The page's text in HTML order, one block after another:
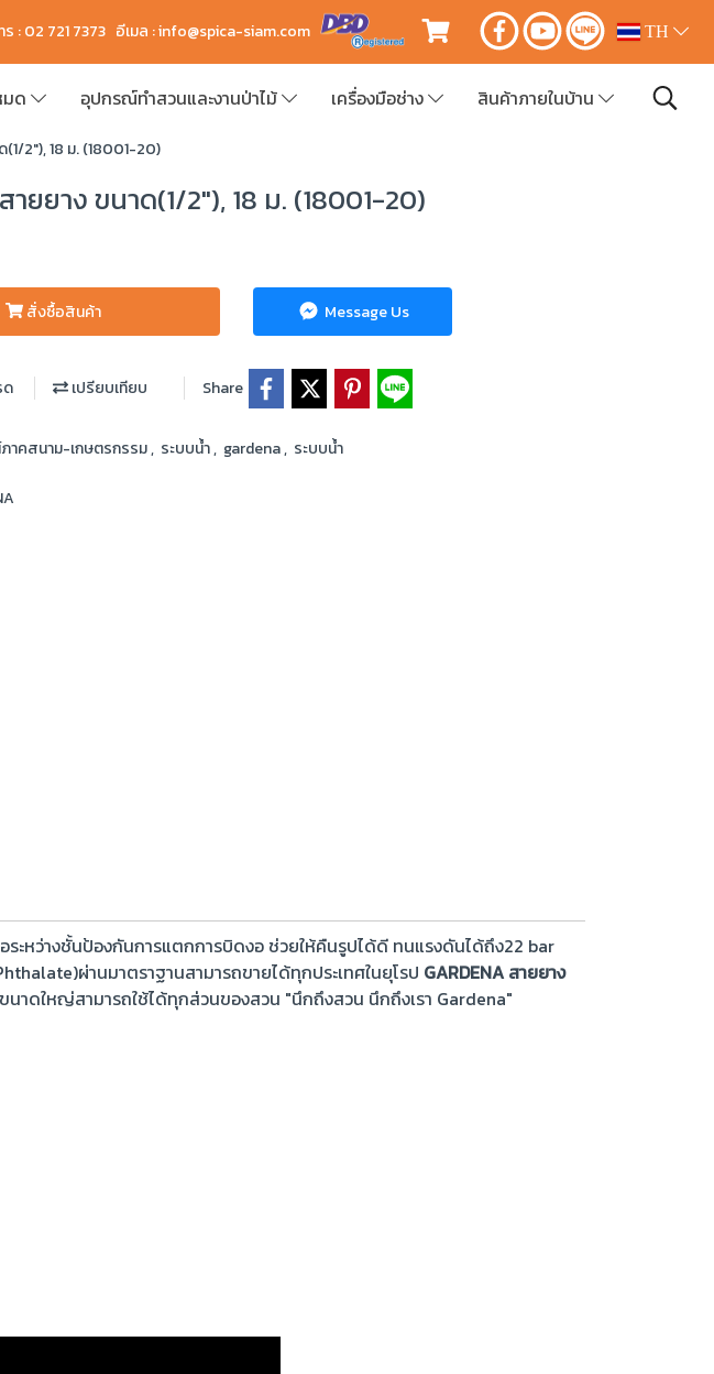
ร : 02 721 7373 อีเมล :info@spica-siam.com TH
ด อุปกรณ์ทำสวนและงานป่าไม้ เครื่องมือช่าง สินค้าภายในบ้าน
2″), 18 ม. (18001-20)
ายยาง ขนาด(1/2″), 18 ม. (18001-20)
สั่งซื้อสินค้า Message Us
ด เปรียบเทียบ Share
าคสนาม-เกษตรกรรม, ระบบน้ำ, gardena, ระบบน้ำ
ะหว่างชั้นป้องกันการแตกการบิดงอ ช่วยให้คืนรูปได้ดี ทนแรงดันได้ถึง22 bar
ผ่านมาตราฐานสามารถขายได้ทุกประเทศในยุโรป GARDENA สายยาง
นาดใหญ่สามารถใช้ได้ทุกส่วนของสวน "นึกถึงสวน นึกถึงเรา Gardena"